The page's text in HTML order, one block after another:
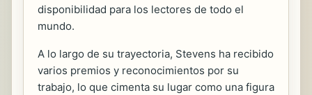
disponibilidad para los lectores de todo el
mundo.
A lo largo de su trayectoria, Stevens ha recibido
varios premios y reconocimientos por su
trabajo, lo que cimenta su lugar como una figura